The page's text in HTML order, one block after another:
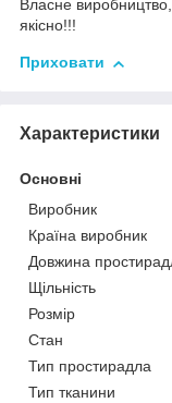
Власне
якісно!!!
Приховати
Характеристики
Основні
Виробник
Країна виробник
Довжина
Щільність
Розмір
Стан
Тип простирадла
Тип тканини